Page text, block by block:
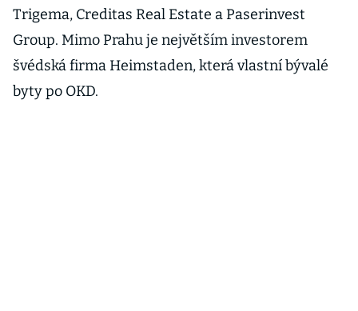
Trigema, Creditas Real Estate a Paserinvest
Group. Mimo Prahu je největším investorem
švédská firma Heimstaden, která vlastní bývalé
byty po OKD.